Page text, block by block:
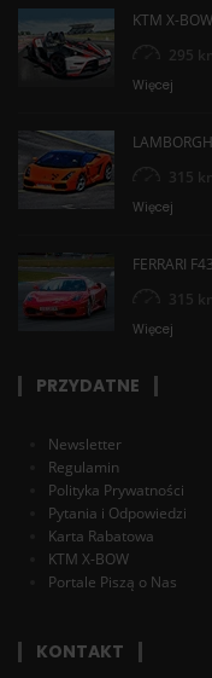
KTM X-BOW
295
Więcej
315
Więcej
FERRARI
315
Więcej
PRZYDATNE
Newsletter
Regulamin
Polityka Prywatności
Pytania i Odpowiedzi
Karta Rabatowa
KTM X-BOW
Portale Piszą o Nas
KONTAKT